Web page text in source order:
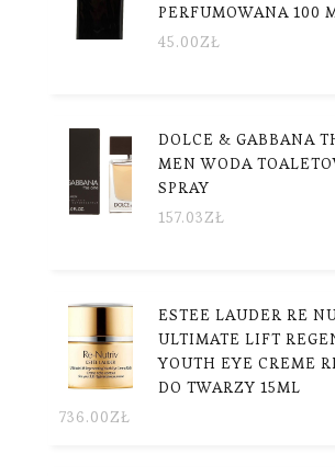
PERFUMOWANA 100
45.00ZŁ
DOLCE & GABBANA
MEN WODA
SPRAY
157.03ZŁ
ESTEE LAUDER RE
ULTIMATE LIFT
YOUTH EYE CREME
DO TWARZY 15ML
736.00ZŁ